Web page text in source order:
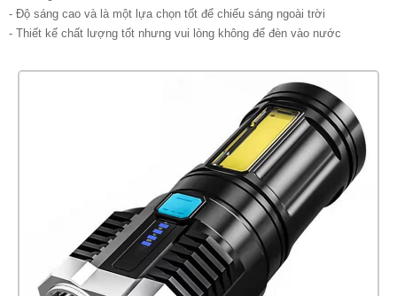
- Độ sáng cao và là một lựa chọn tốt để chiếu sáng ngoài trời
- Thiết kế chất lượng tốt nhưng vui lòng không để đèn vào nước